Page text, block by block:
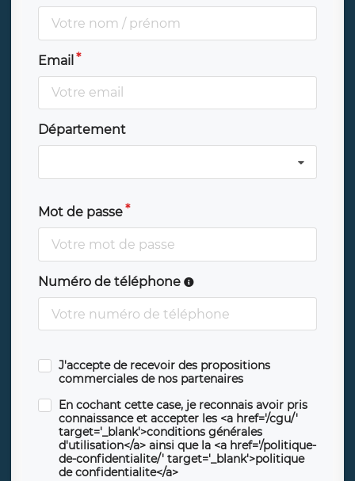
Email
Département
Mot de passe
Numéro de téléphone
J'accepte de recevoir des propositions
commerciales de nos partenaires
En cochant cette case, je reconnais avoir pris
connaissance et accepter les <a href='/cgu/'
target='_blank'>conditions générales
d'utilisation</a> ainsi que la <a href='/politique-
de-confidentialite/' target='_blank'>politique
de confidentialite</a>